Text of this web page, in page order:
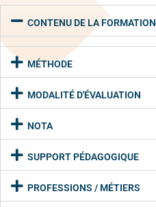
CONTENU DE LA FORMATION
MÉTHODE
MODALITÉ D'ÉVALUATION
NOTA
SUPPORT PÉDAGOGIQUE
PROFESSIONS / MÉTIERS